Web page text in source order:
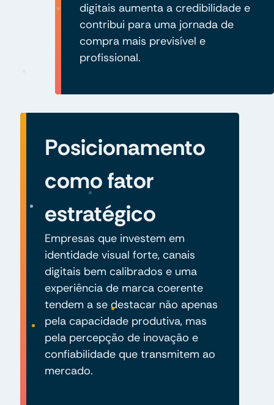
digitais aumenta a credibilidade e
contribui para uma jornada de
compra mais previsível e
profissional.
Posicionamento
como fator
estratégico
Empresas que investem em
identidade visual forte, canais
digitais bem calibrados e uma
experiência de marca coerente
tendem a se destacar não apenas
pela capacidade produtiva, mas
pela percepção de inovação e
confiabilidade que transmitem ao
mercado.